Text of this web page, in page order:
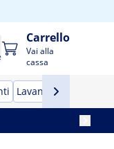
Carrello
Vai alla
cassa
Lavandini portatili